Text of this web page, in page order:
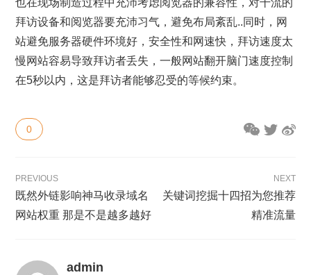
也在现场制造过程中充沛考虑阅览器的兼容性，对干流的
拜访设备和阅览器要充沛习气，避免布局紊乱..同时，网
站避免服务器硬件环境好，安全性和网速快，拜访速度太
慢网站容易导致拜访者丢失，一般网站翻开脑门速度控制
在5秒以内，这是拜访者能够忍受的等候约束。
0
PREVIOUS
既然外链影响神马收录域名
网站权重 那是不是越多越好
NEXT
关键词挖掘十四招为您推荐
精准流量
admin